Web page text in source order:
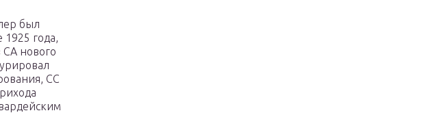
был
года,
СА нового
СС